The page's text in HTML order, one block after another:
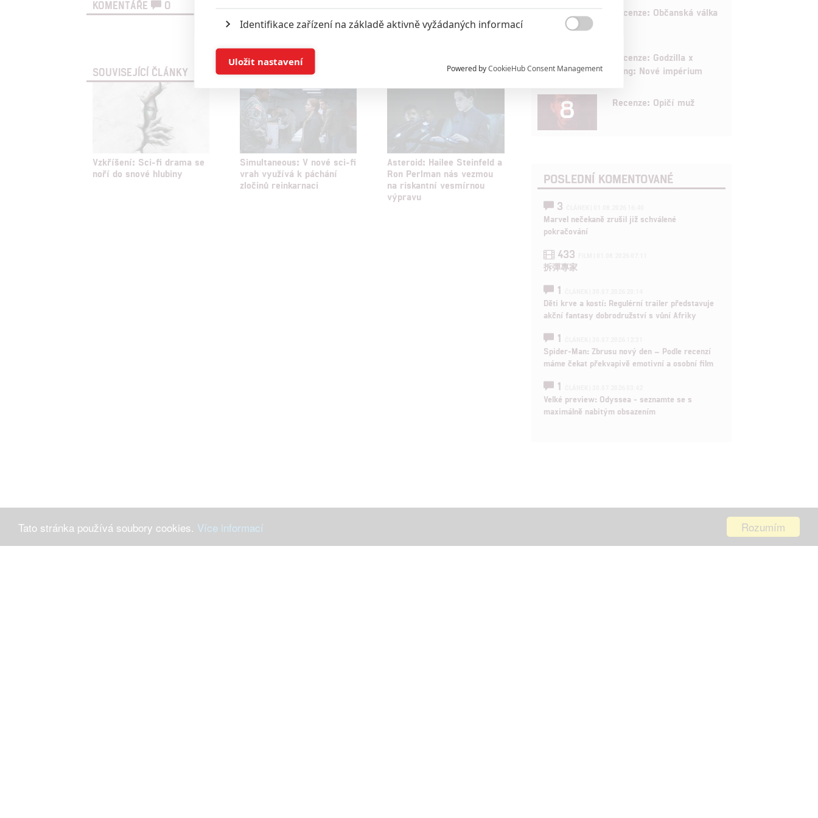
Rozumím
Tato stránka používá soubory cookies. Více informací
KOMENTÁŘE 0
SOUVISEJÍCÍ ČLÁNKY
Vzkříšení: Sci-fi drama se
noří do snové hlubiny
Simultaneous: V nové sci-fi
vrah využívá k páchání
zločinů reinkarnaci
Asteroid: Hailee Steinfeld a
Ron Perlman nás vezmou
na riskantní vesmírnou
výpravu
8 Recenze: Občanská válka
6
Recenze: Godzilla x
Kong: Nové impérium
8 Recenze: Opičí muž
POSLEDNÍ KOMENTOVANÉ
3
Marvel nečekaně zrušil již schválené
pokračování
433
拆彈專家
1
Děti krve a kostí: Regulérní trailer představuje
akční fantasy dobrodružství s vůní Afriky
1
Spider-Man: Zbrusu nový den – Podle recenzí
máme čekat překvapivě emotivní a osobní film
1
Velké preview: Odyssea - seznamte se s
maximálně nabitým obsazením
Identifikace zařízení na základě aktivně vyžádaných informací
Ukládání a/nebo přístup k informacím v zařízení

Reklama založená na omezených údajích a měření reklamy

Personalizovaný obsah, měření obsahu, průzkum publika a vývoj
služeb

Udělením souhlasu s účely a funkcemi zde uvedenými dáváte nám i našim partnerům
možnost: Zajištění bezpečnosti, předcházení a zjišťování podvodů a odstraňování chyb,
Poskytování a zobrazování reklamy a obsahu
Powered byCookieHub Consent Management
Uložit nastavení